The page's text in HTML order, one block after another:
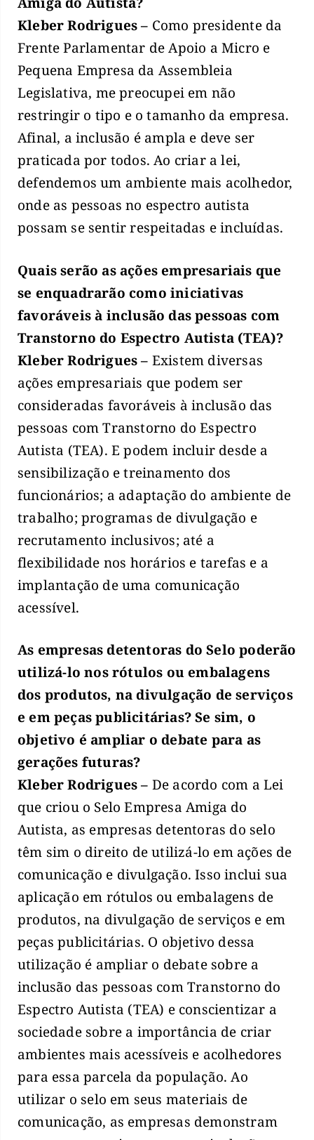
Kleber Rodrigues – Como presidente da
Frente Parlamentar de Apoio a Micro e
Pequena Empresa da Assembleia
Legislativa, me preocupei em não
restringir o tipo e o tamanho da empresa.
Afinal, a inclusão é ampla e deve ser
praticada por todos. Ao criar a lei,
defendemos um ambiente mais acolhedor,
onde as pessoas no espectro autista
possam se sentir respeitadas e incluídas.
Quais serão as ações empresariais que
se enquadrarão como iniciativas
favoráveis à inclusão das pessoas com
Transtorno do Espectro Autista (TEA)?
Kleber Rodrigues – Existem diversas
ações empresariais que podem ser
consideradas favoráveis à inclusão das
pessoas com Transtorno do Espectro
Autista (TEA). E podem incluir desde a
sensibilização e treinamento dos
funcionários; a adaptação do ambiente de
trabalho; programas de divulgação e
recrutamento inclusivos; até a
flexibilidade nos horários e tarefas e a
implantação de uma comunicação
acessível.
As empresas detentoras do Selo poderão
utilizá-lo nos rótulos ou embalagens
dos produtos, na divulgação de serviços
e em peças publicitárias? Se sim, o
objetivo é ampliar o debate para as
gerações futuras?
Kleber Rodrigues – De acordo com a Lei
que criou o Selo Empresa Amiga do
Autista, as empresas detentoras do selo
têm sim o direito de utilizá-lo em ações de
comunicação e divulgação. Isso inclui sua
aplicação em rótulos ou embalagens de
produtos, na divulgação de serviços e em
peças publicitárias. O objetivo dessa
utilização é ampliar o debate sobre a
inclusão das pessoas com Transtorno do
Espectro Autista (TEA) e conscientizar a
sociedade sobre a importância de criar
ambientes mais acessíveis e acolhedores
para essa parcela da população. Ao
utilizar o selo em seus materiais de
comunicação, as empresas demonstram